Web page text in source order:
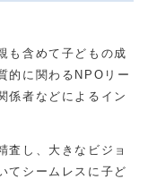
も含めて子どもの成
的に関わるNPOリー
係者などによるイン
し、大きなビジョ
てシームレスに子ど